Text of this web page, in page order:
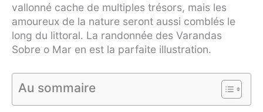
vallonné cache de multiples trésors, mais les
amoureux de la nature seront aussi comblés le
long du littoral. La randonnée des Varandas
Sobre o Mar en est la parfaite illustration.
Au sommaire